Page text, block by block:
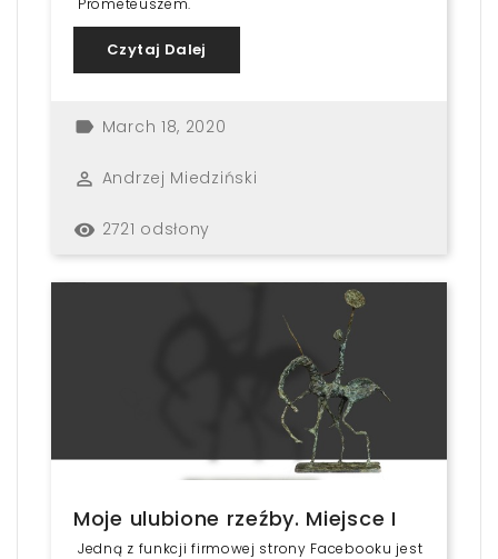
Czytaj Dalej
label March 18, 2020
perm_identity Andrzej Miedziński
remove_red_eye 2721 odsłony
Moje ulubione rzeźby. Miejsce I
Jedną z funkcji firmowej strony Facebooku jest